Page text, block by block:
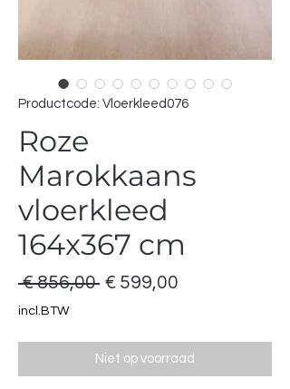
Productcode: Vloerkleed076
Roze
Marokkaans
vloerkleed
164x367 cm
€ 856,00 Normale
€ 599,00
incl.BTW
Niet op voorraad